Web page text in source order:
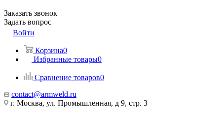
Заказать звонок
Задать вопрос
Войти
Корзина0
Избранные товары0
Сравнение товаров0
contact@armweld.ru
г. Москва, ул. Промышленная, д 9, стр. 3